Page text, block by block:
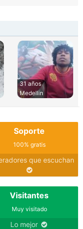
31 años
Medellin
Soporte
100% gratis
que escuchan
Visitantes
Muy visitado
Lo mejor